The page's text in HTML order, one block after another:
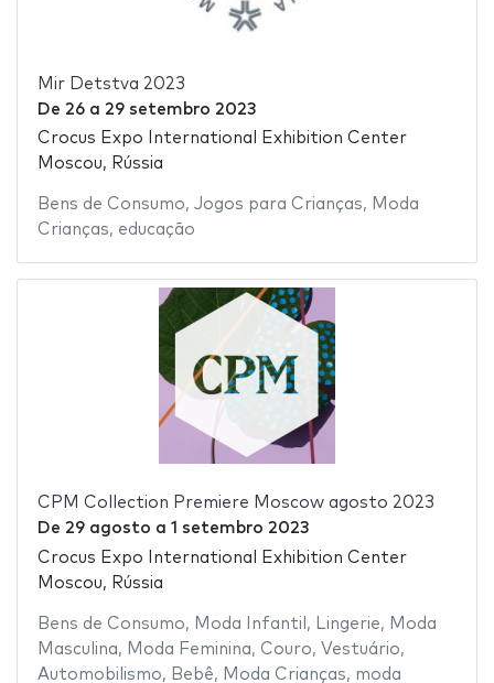
Mir Detstva 2023
De 26a 29 setembro 2023
Crocus Expo International Exhibition Center
Moscou, Rússia
Bens de Consumo, Jogos para Crianças, Moda
Crianças, educação
CPM Collection Premiere Moscow agosto 2023
De 29 agosto a 1 setembro 2023
Crocus Expo International Exhibition Center
Moscou, Rússia
Bens de Consumo, Moda Infantil , Lingerie, Moda
Masculina, Moda Feminina, Couro, Vestuário,
Automobilismo, Bebê, Moda Crianças, moda